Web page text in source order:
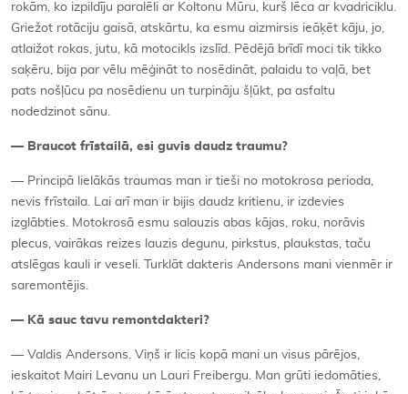
rokām, ko izpildīju paralēli ar Koltonu Mūru, kurš lēca ar kvadriciklu.
Griežot rotāciju gaisā, atskārtu, ka esmu aizmirsis ieāķēt kāju, jo,
atlaižot rokas, jutu, kā motocikls izslīd. Pēdējā brīdī moci tik tikko
saķēru, bija par vēlu mēģināt to nosēdināt, palaidu to vaļā, bet
pats nošļūcu pa nosēdienu un turpināju šļūkt, pa asfaltu
nodedzinot sānu.
— Braucot frīstailā, esi guvis daudz traumu?
— Principā lielākās traumas man ir tieši no motokrosa perioda,
nevis frīstaila. Lai arī man ir bijis daudz kritienu, ir izdevies
izglābties. Motokrosā esmu salauzis abas kājas, roku, norāvis
plecus, vairākas reizes lauzis degunu, pirkstus, plaukstas, taču
atslēgas kauli ir veseli. Turklāt dakteris Andersons mani vienmēr ir
saremontējis.
— Kā sauc tavu remontdakteri?
— Valdis Andersons. Viņš ir licis kopā mani un visus pārējos,
ieskaitot Mairi Levanu un Lauri Freibergu. Man grūti iedomāties,